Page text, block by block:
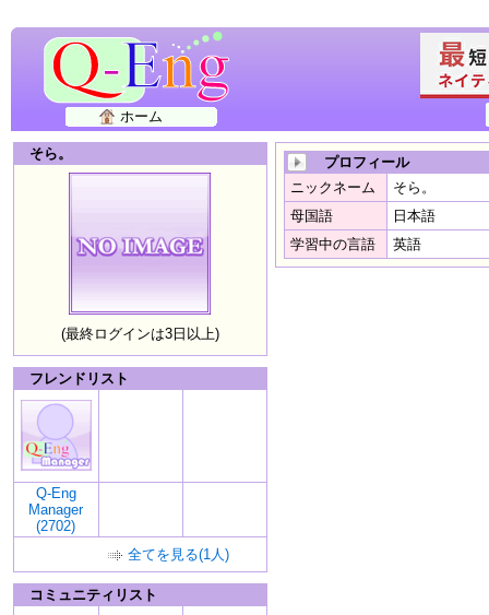
ホーム
そら。
(最終ログインは3日以上)
フレンドリスト
Q-Eng
Manager
(2702)
全てを見る(1人)
コミュニティリスト
プロフィール
ニックネーム
そら。
母国語
日本語
学習中の言語
英語